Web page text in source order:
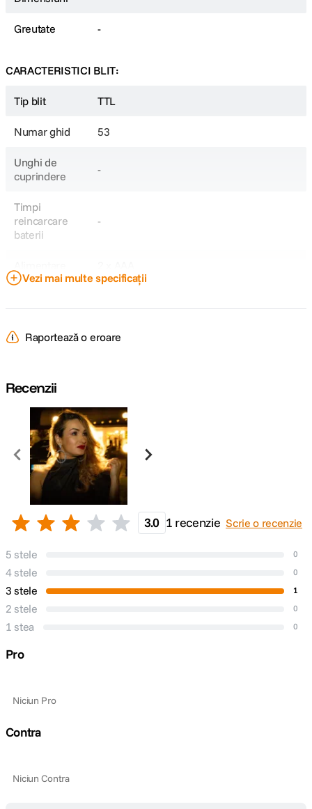
Greutate -
CARACTERISTICI BLIT:
Tip blit TTL
Numar ghid 53
Unghi de
cuprindere
-
Timpi
reincarcare
baterii
-
CAP BLIT SI AJUSTARI:
Cap bounce -
COMPATIBILITATE SI CONTROL:
Compatibilitate Canon
DETALII PRODUCATOR
Vezi mai multe specificații
Raportează o eroare
Recenzii
3.0 1 recenzie Scrie o recenzie
5 stele 0
4 stele 0
3 stele 1
2 stele 0
1 stea 0
Pro
Niciun Pro
Contra
Niciun Contra